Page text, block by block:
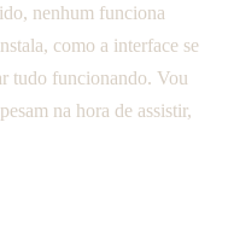
nenhum funciona
como a interface se
tudo funcionando. Vou
na hora de assistir,